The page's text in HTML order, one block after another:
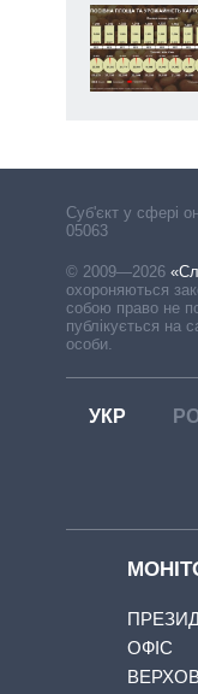
Cуб'єкт у сфері
05063
© 2009—2026
охороняються
собою право не
публікується на
особи.
УКР
ОФІС